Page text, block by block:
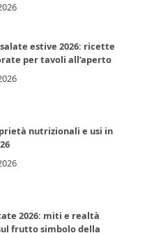
estive 2026: ricette
per tavoli all’aperto
nutrizionali e usi in
2026: miti e realtà
frutto simbolo della